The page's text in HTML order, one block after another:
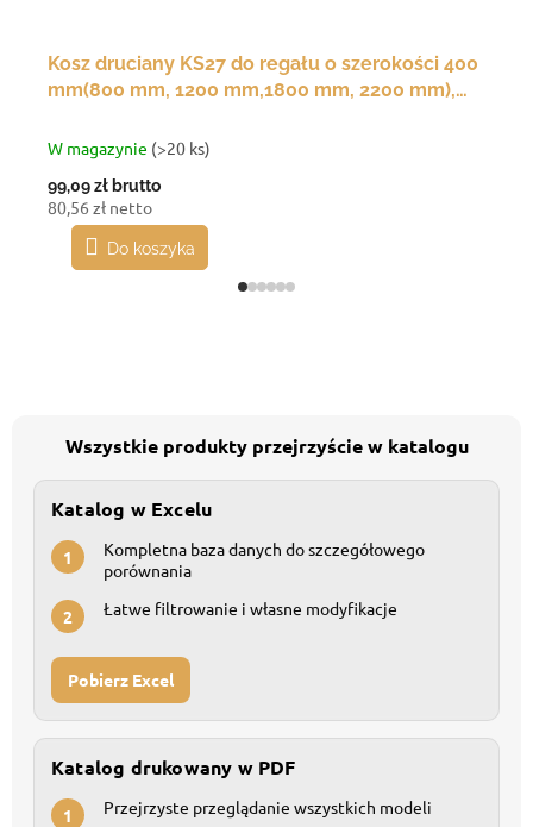
Kosz druciany KS27 do regału o szerokości 400
mm(800 mm, 1200 mm,1800 mm, 2200 mm),
W magazynie (>20 ks)
99,09 zł brutto
80,56 zł netto
Do koszyka
Wszystkie produkty przejrzyście w katalogu
Katalog w Excelu
1
Kompletna baza danych do szczegółowego
porównania
2 Łatwe filtrowanie i własne modyfikacje
Pobierz Excel
Katalog drukowany w PDF
1 Przejrzyste przeglądanie wszystkich modeli